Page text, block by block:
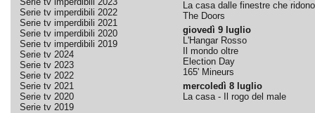
Serie tv imperdibili 2022
Serie tv imperdibili 2021
Serie tv imperdibili 2020
Serie tv imperdibili 2019
Serie tv 2024
Serie tv 2023
Serie tv 2022
Serie tv 2021
Serie tv 2020
Serie tv 2019
La casa dalle finestre che ridono
The Doors
giovedì 9 luglio
L'Hangar Rosso
Il mondo oltre
Election Day
165' Mineurs
mercoledì 8 luglio
La casa - Il rogo del male